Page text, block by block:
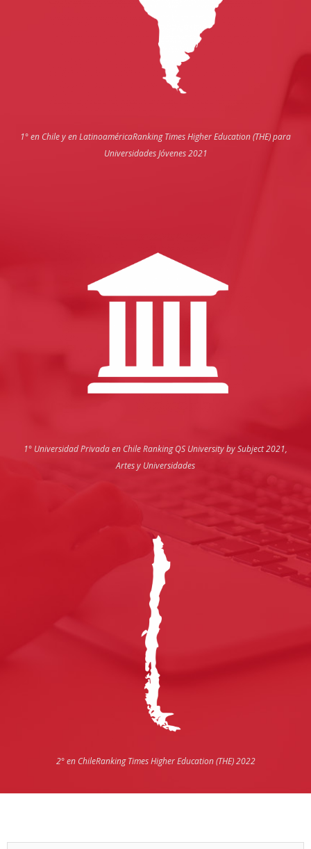
1° en Chile y en LatinoaméricaRanking Times Higher Education (THE) para
Universidades Jóvenes 2021
1° Universidad Privada en ChileRanking QS University by Subject 2021,
Artes y Universidades
2° en ChileRanking Times Higher Education (THE) 2022